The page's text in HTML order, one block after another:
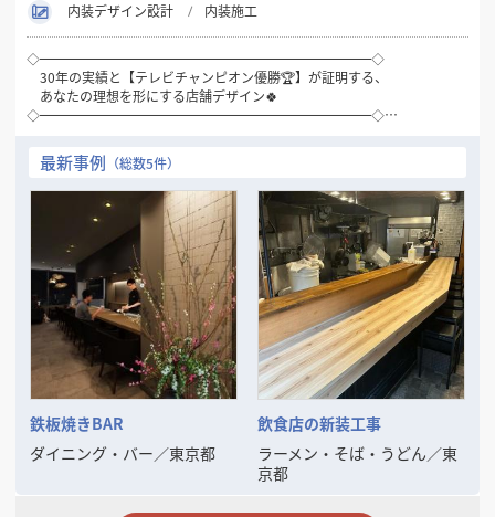
内装デザイン設計
内装施工
◇━━━━━━━━━━━━━━━━━━━━━━━━━◇
30年の実績と【テレビチャンピオン優勝🏆】が証明する、
あなたの理想を形にする店舗デザイン🍀
◇━━━━━━━━━━━━━━━━━━━━━━━━━◇
ております！
私たちはお客様の「こうしたい」「こんな空間をつくりたい」という想
いを何よりも大切にしています。その想いを丁寧に汲み取り、デザイ
ン・設計・施工まで一貫してサポートすることで、お客様の理想を現実
のものにします✨
長年の経験で培ったノウハウと、「テレビチャンピオン」優勝という確
かな実績は、私たちがお客様にとって最適な店舗づくりをお手伝いでき
る証です。
◆飲食店 ◆物販店
◆サロン ◆オフィス など、、、
幅広い業種の空間を手がけてきた経験から、見た目の美しさだけでな
く、利用される方の動線や心地よさを追求。訪れる人にも働く人にも愛
される空間をご提案しています。
お客様にとっての“理想の店づくりのパートナー”であるために、プロと
しての高い視点と人としての誠実さを大切に、日々の仕事に取り組んで
最新事例 （総数5件）
鉄板焼きBAR
ダイニング・バー ／東京都
飲食店の新装工事
ラーメン・そば・うどん ／東
京都